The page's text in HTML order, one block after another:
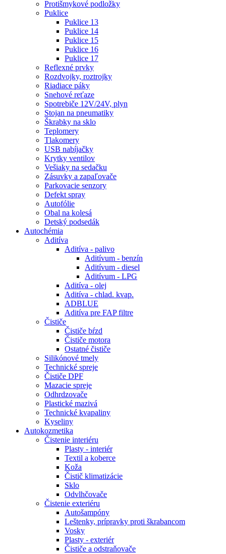
Protišmykové podložky
Puklice
Puklice 13
Puklice 14
Puklice 15
Puklice 16
Puklice 17
Reflexné prvky
Rozdvojky, roztrojky
Riadiace páky
Snehové reťaze
Spotrebiče 12V/24V, plyn
Stojan na pneumatiky
Škrabky na sklo
Teplomery
Tlakomery
USB nabíjačky
Krytky ventilov
Vešiaky na sedačku
Zásuvky a zapaľovače
Parkovacie senzory
Defekt spray
Autofólie
Obal na kolesá
Detský podsedák
Autochémia
Aditíva
Aditíva - palivo
Aditívum - benzín
Aditívum - diesel
Aditívum - LPG
Aditíva - olej
Aditíva - chlad. kvap.
ADBLUE
Aditíva pre FAP filtre
Čističe
Čističe bŕzd
Čističe motora
Ostatné čističe
Silikónové tmely
Technické spreje
Čističe DPF
Mazacie spreje
Odhrdzovače
Plastické mazivá
Technické kvapaliny
Kyseliny
Autokozmetika
Čistenie interiéru
Plasty - interiér
Textil a koberce
Koža
Čistič klimatizácie
Sklo
Odvlhčovače
Čistenie exteriéru
Autošampóny
Leštenky, prípravky proti škrabancom
Vosky
Plasty - exteriér
Čističe a odstraňovače